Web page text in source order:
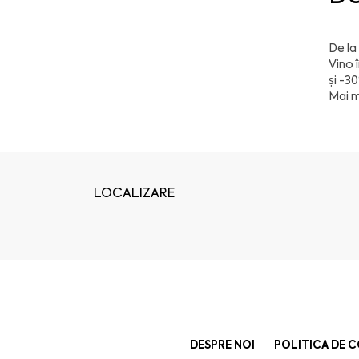
De
Vino
și -
Mai
LOCALIZARE
DESPRE NOI POLITICA DE